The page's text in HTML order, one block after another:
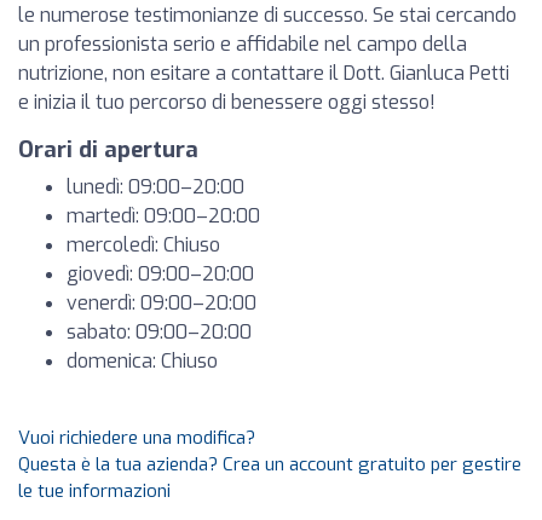
le numerose testimonianze di successo. Se stai cercando
un professionista serio e affidabile nel campo della
nutrizione, non esitare a contattare il Dott. Gianluca Petti
e inizia il tuo percorso di benessere oggi stesso!
Orari di apertura
lunedì: 09:00–20:00
martedì: 09:00–20:00
mercoledì: Chiuso
giovedì: 09:00–20:00
venerdì: 09:00–20:00
sabato: 09:00–20:00
domenica: Chiuso
Vuoi richiedere una modifica?
Questa è la tua azienda? Crea un account gratuito per gestire
le tue informazioni